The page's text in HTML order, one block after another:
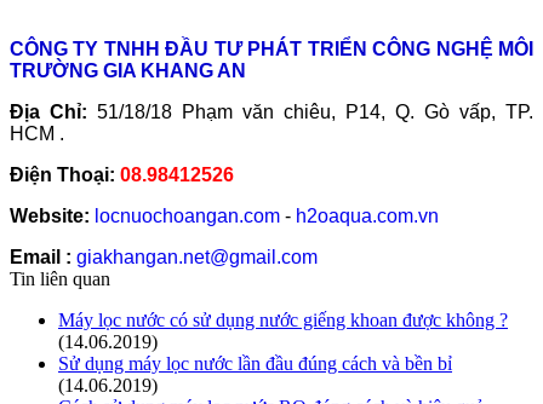
CÔNG TY TNHH ĐẦU TƯ PHÁT TRIỂN CÔNG NGHỆ MÔI
TRƯỜNG GIA KHANG AN
Địa Chỉ: 51/18/18 Phạm văn chiêu, P14, Q. Gò vấp, TP.
HCM .
Điện Thoại: 08.98412526
Website: locnuochoangan.com - h2oaqua.com.vn
Email : giakhangan.net@gmail.com
Tin liên quan
Máy lọc nước có sử dụng nước giếng khoan được không ?
(14.06.2019)
Sử dụng máy lọc nước lần đầu đúng cách và bền bỉ
(14.06.2019)